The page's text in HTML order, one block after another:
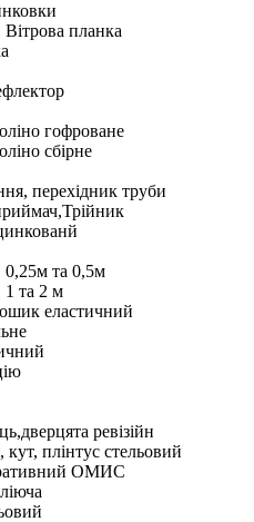
планка
гофроване
сбірне
перехідник труби
0,25м та 0,5м
1 та 2 м
еластичний
ревізійн
плінтус стельовий
ОМИС